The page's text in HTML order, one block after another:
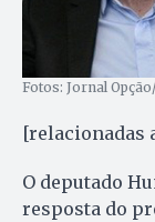
Fotos: Jornal
[relacionadas
O deputado
resposta do